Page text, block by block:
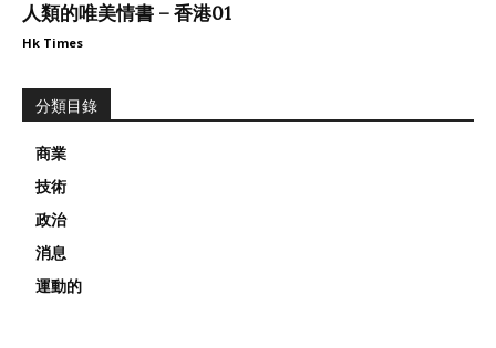
人類的唯美情書 – 香港01
Hk Times
分類目錄
商業
技術
政治
消息
運動的